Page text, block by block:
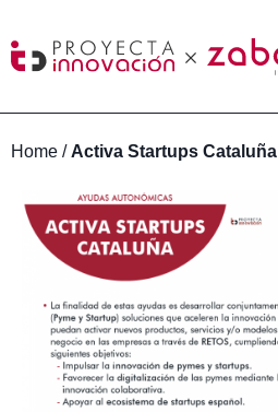
Home / Activa Startups Cataluña